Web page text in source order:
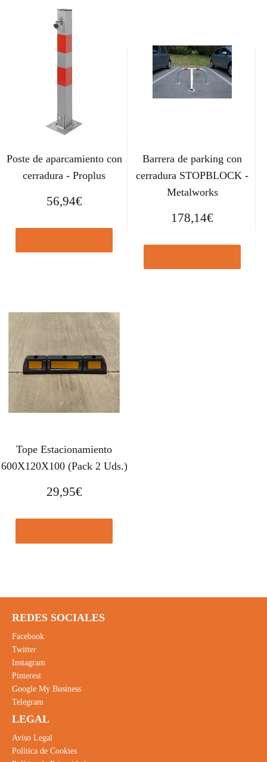
Poste de aparcamiento con
cerradura - Proplus
56,94€
Barrera de parking con
cerradura STOPBLOCK -
Metalworks
178,14€
Tope Estacionamiento
600X120X100 (Pack 2 Uds.)
29,95€
REDES SOCIALES
Facebook
Twitter
Instagram
Pinterest
Google My Business
Telegram
LEGAL
Aviso Legal
Política de Cookies